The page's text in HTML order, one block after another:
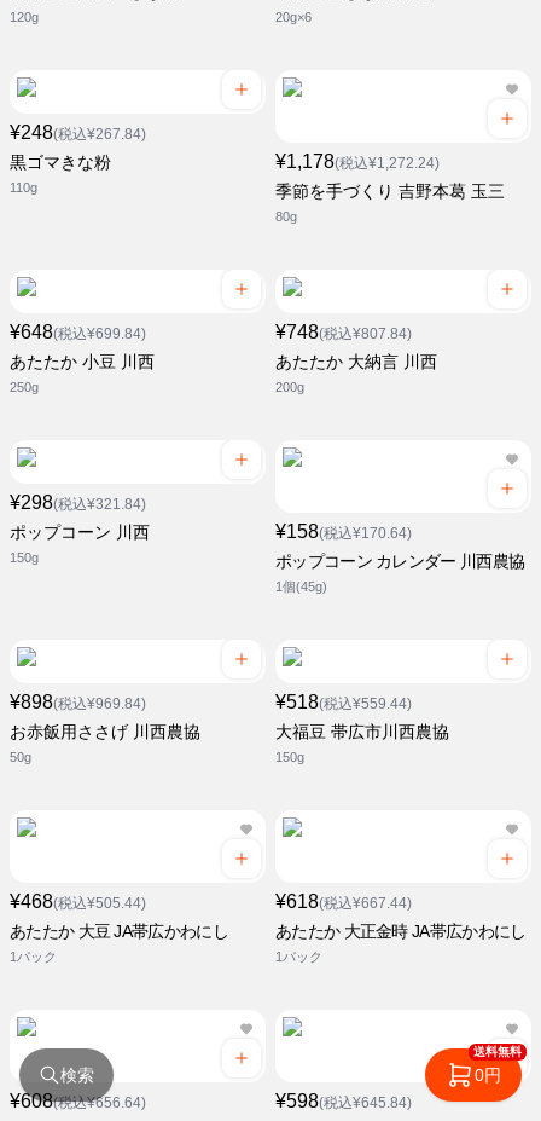
120g 20g×6
¥248(税込¥267.84)
黒ゴマきな粉
110g
¥1,178(税込¥1,272.24)
季節を手づくり 吉野本葛 玉三
80g
¥648(税込¥699.84)
あたたか 小豆 川西
250g
¥748(税込¥807.84)
あたたか 大納言 川西
200g
¥298(税込¥321.84)
ポップコーン 川西
150g
¥158(税込¥170.64)
ポップコーン カレンダー 川西農協
1個(45g)
¥898(税込¥969.84)
お赤飯用ささげ 川西農協
50g
¥518(税込¥559.44)
大福豆 帯広市川西農協
150g
¥468(税込¥505.44)
あたたか 大豆 JA帯広かわにし
1パック
¥618(税込¥667.44)
あたたか 大正金時 JA帯広かわにし
1パック
¥608(税込¥656.64) ¥598(税込¥645.84)
検索
送料無料
0円